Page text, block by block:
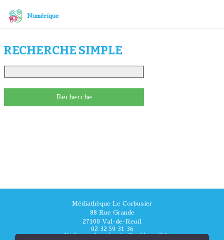
Numérique
RECHERCHE SIMPLE
Médiathèque Le Corbusier
88 Rue Grande
27100 Val-de-Reuil
02 32 59 31 36
mediatheque.lecorbusier@valdereuil.fr